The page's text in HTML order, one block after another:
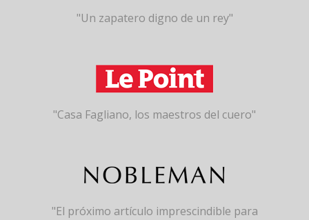
"Un zapatero digno de un rey"
"Casa Fagliano, los maestros del cuero"
"El próximo artículo imprescindible para